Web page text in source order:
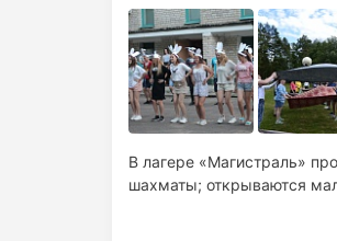
В лагере «Магистраль»
шахматы; открываются